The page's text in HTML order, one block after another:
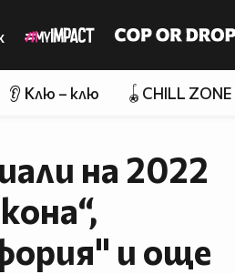
👂 Клю – клю 🪀CHILL ZONE
на 2022
и още